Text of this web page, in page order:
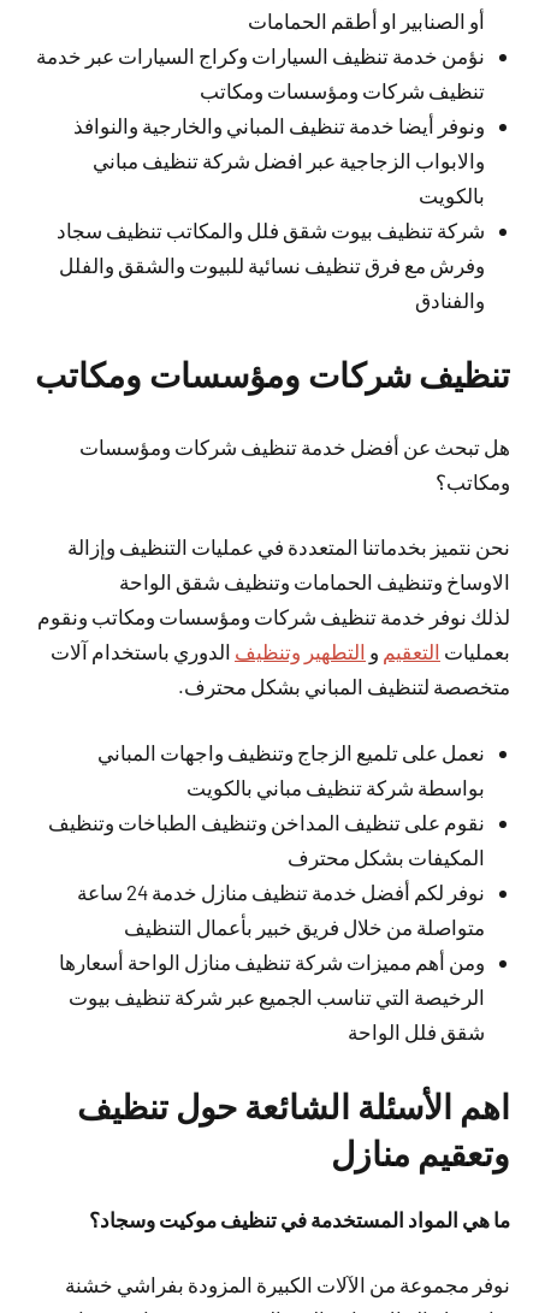
أو الصنابير او أطقم الحمامات
نؤمن خدمة تنظيف السيارات وكراج السيارات عبر خدمة
تنظيف شركات ومؤسسات ومكاتب
ونوفر أيضا خدمة تنظيف المباني والخارجية والنوافذ
والابواب الزجاجية عبر افضل شركة تنظيف مباني
بالكويت
شركة تنظيف بيوت شقق فلل والمكاتب تنظيف سجاد
وفرش مع فرق تنظيف نسائية للبيوت والشقق والفلل
والفنادق
تنظيف شركات ومؤسسات ومكاتب
هل تبحث عن أفضل خدمة تنظيف شركات ومؤسسات
ومكاتب؟
نحن نتميز بخدماتنا المتعددة في عمليات التنظيف وإزالة
الاوساخ وتنظيف الحمامات وتنظيف شقق الواحة
لذلك نوفر خدمة تنظيف شركات ومؤسسات ومكاتب ونقوم
بعمليات التعقيم و التطهير وتنظيف الدوري باستخدام آلات
متخصصة لتنظيف المباني بشكل محترف.
نعمل على تلميع الزجاج وتنظيف واجهات المباني
بواسطة شركة تنظيف مباني بالكويت
نقوم على تنظيف المداخن وتنظيف الطباخات وتنظيف
المكيفات بشكل محترف
نوفر لكم أفضل خدمة تنظيف منازل خدمة 24 ساعة
متواصلة من خلال فريق خبير بأعمال التنظيف
ومن أهم مميزات شركة تنظيف منازل الواحة أسعارها
الرخيصة التي تناسب الجميع عبر شركة تنظيف بيوت
شقق فلل الواحة
اهم الأسئلة الشائعة حول تنظيف
وتعقيم منازل
ما هي المواد المستخدمة في تنظيف موكيت وسجاد؟
نوفر مجموعة من الآلات الكبيرة المزودة بفراشي خشنة